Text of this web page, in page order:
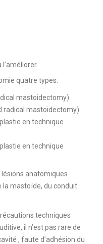
quatre types:
mastoidectomy)
radical mastoidectomy)
en technique
en technique
anatomiques
la mastoïde, du conduit
techniques
il n’est pas rare de
, faute d’adhésion du